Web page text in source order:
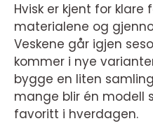
Hvisk er kjent for klare
materialene og
Veskene går igjen
kommer i nye
bygge en liten
mange blir én modell
favoritt i hverdagen.